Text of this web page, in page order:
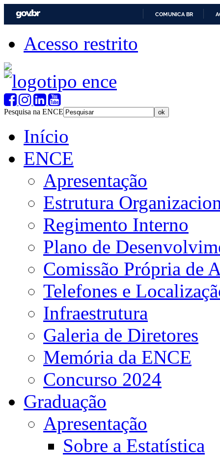
COMUNICA BR
Acesso restrito
Pesquisa na ENCE
Início
ENCE
Apresentação
Estrutura
Regimento Interno
Plano de
Comissão Própria de
Telefones e
Infraestrutura
Galeria de Diretores
Memória da ENCE
Concurso 2024
Graduação
Apresentação
Sobre a Estatística